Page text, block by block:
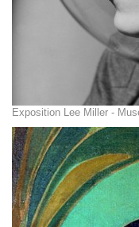
Exposition Lee Miller -